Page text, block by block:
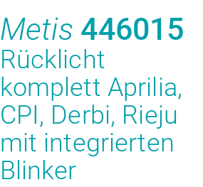
Metis 446015
Rücklicht
komplett Aprilia,
CPI, Derbi, Rieju
mit integrierten
Blinker